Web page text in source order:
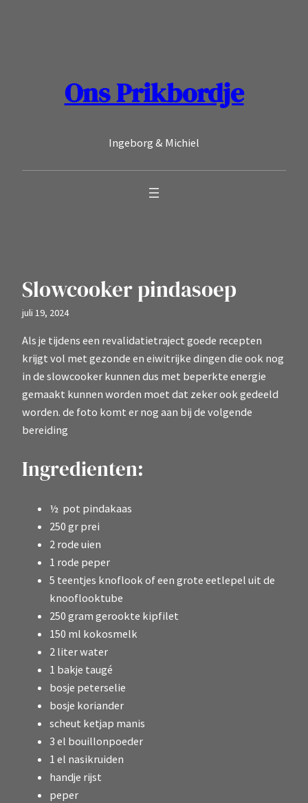
Ons Prikbordje
Ingeborg & Michiel
Slowcooker pindasoep
juli 19, 2024
Als je tijdens een revalidatietraject goede recepten
krijgt vol met gezonde en eiwitrijke dingen die ook nog
in de slowcooker kunnen dus met beperkte energie
gemaakt kunnen worden moet dat zeker ook gedeeld
worden. de foto komt er nog aan bij de volgende
bereiding
Ingredienten:
½ pot pindakaas
250 gr prei
2 rode uien
1 rode peper
5 teentjes knoflook of een grote eetlepel uit de
knooflooktube
250 gram gerookte kipfilet
150 ml kokosmelk
2 liter water
1 bakje taugé
bosje peterselie
bosje koriander
scheut ketjap manis
3 el bouillonpoeder
1 el nasikruiden
handje rijst
peper